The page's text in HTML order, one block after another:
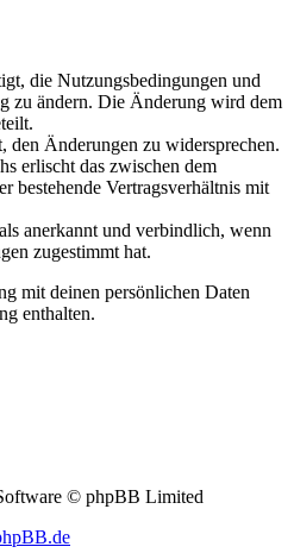
die Nutzungsbedingungen und
zu ändern. Die Änderung wird dem
den Änderungen zu widersprechen.
erlischt das zwischen dem
bestehende Vertragsverhältnis mit
anerkannt und verbindlich, wenn
zugestimmt hat.
mit deinen persönlichen Daten
enthalten.
© phpBB Limited